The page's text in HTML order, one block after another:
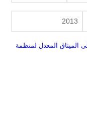
2013
الموافقة على الميثاق المعدل لمنظمة